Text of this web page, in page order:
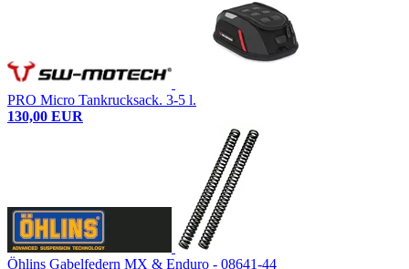
PRO Micro Tankrucksack. 3-5 l.
130,00 EUR
Öhlins Gabelfedern MX & Enduro - 08641-44